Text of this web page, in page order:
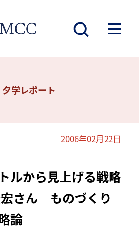
夕学レポート
2006年02月22日
ルから見上げる戦略
さん ものづくり
論